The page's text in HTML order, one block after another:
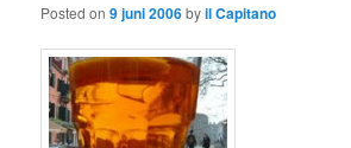
Posted on9 juni 2006byil Capitano